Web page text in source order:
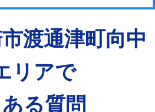
渡通津町向中
リアで
る質問